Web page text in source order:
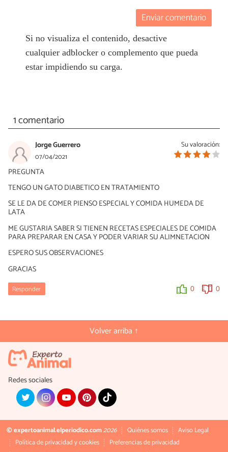
Enviar comentario
Si no visualiza el contenido, desactive
cualquier adblocker o complemento que pueda
estar impidiendo su carga.
1 comentario
Su valoración:
Jorge Guerrero
07/04/2021
PREGUNTA
TENGO UN GATO DIABETICO EN TRATAMIENTO
SE LE DA DE COMER PIENSO ESPECIAL Y COMIDA HUMEDA DE
LATA
ME GUSTARIA SABER SI TIENEN RECETAS ESPECIALES DE COMIDA
PARA PREPARAR EN CASA Y PODER VARIAR SU ALIMNETACION
ESPERO SUS OBSERVACIONES
GRACIAS
Responder 0 0
Volver arriba ↑
Redes sociales
© expertoanimal.elperiodico.com2026 Quiénes somos
Aviso Legal
Política de privacidad y cookies
Preferencias de privacidad